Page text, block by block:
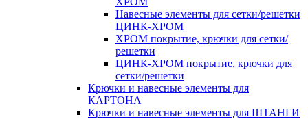
Навесные элементы для сетки/решетки
ЦИНК-ХРОМ
ХРОМ покрытие, крючки для сетки/
решетки
ЦИНК-ХРОМ покрытие, крючки для
сетки/решетки
Крючки и навесные элементы для
КАРТОНА
Крючки и навесные элементы для ШТАНГИ